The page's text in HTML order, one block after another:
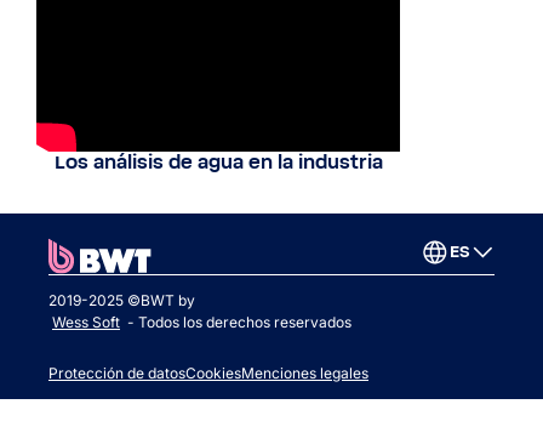
Los análisis de agua en la industria
ES
2019-2025 ©BWT by
Wess Soft - Todos los derechos reservados
Protección de datosCookiesMenciones legales